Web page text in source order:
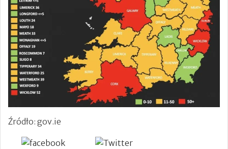
Źródło: gov.ie